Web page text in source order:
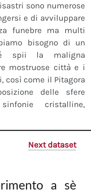
sono numerose
e di avviluppare
funebre ma multi
bisogno di un
spii la maligna
mostruose città e i
così come il Pitagora
delle sfere
cristalline,
Next dataset
a sè